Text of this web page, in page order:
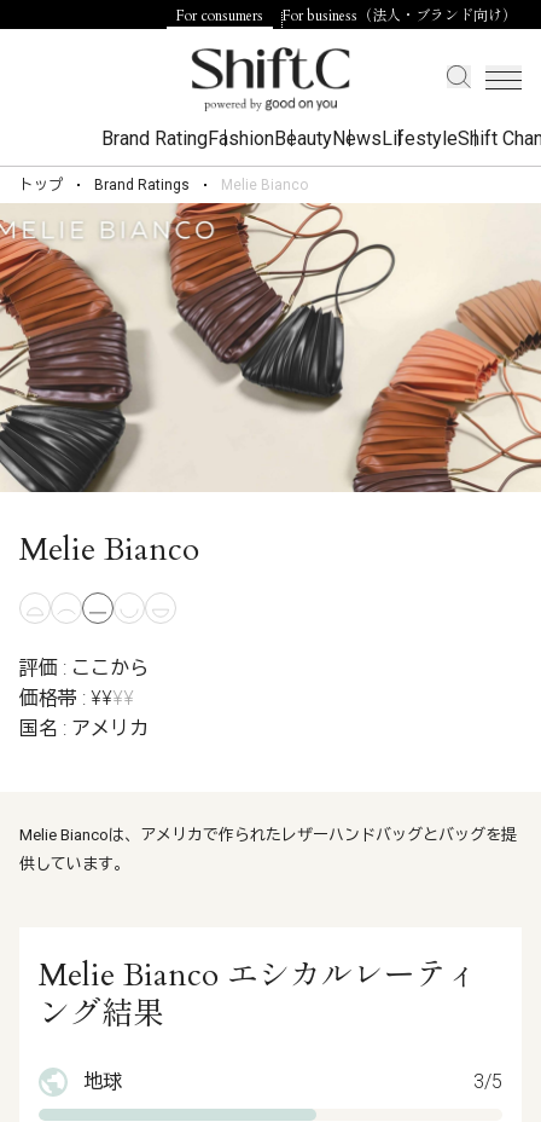
For consumers For business（法人・ブランド向け）
Brand RatingFashionBeautyNewsLifestyleShift
トップ Brand Ratings Melie Bianco
Melie Bianco
評価 : ここから
価格帯 : ¥¥¥¥
国名 : アメリカ
Melie Biancoは、アメリカで作られたレザーハンドバッグとバッグを提
供しています。
Melie Bianco エシカルレーティ
ング結果
地球 3/5